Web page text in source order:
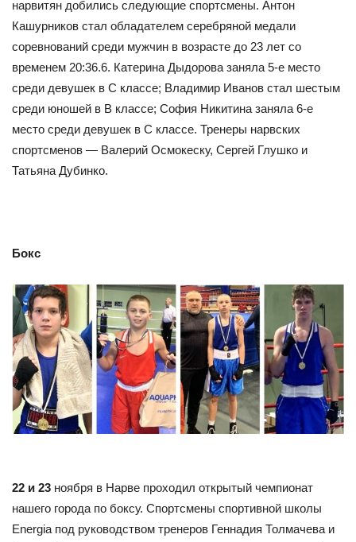
нарвитян добились следующие спортсмены. Антон
Кашурников стал обладателем серебряной медали
соревнований среди мужчин в возрасте до 23 лет со
временем 20:36.6. Катерина Дыдорова заняла 5-е место
среди девушек в С классе; Владимир Иванов стал шестым
среди юношей в B классе; София Никитина заняла 6-е
место среди девушек в С классе. Тренеры нарвских
спортсменов — Валерий Осмокеску, Сергей Глушко и
Татьяна Дубинко.
Бокс
22 и 23 ноября в Нарве проходил открытый чемпионат
нашего города по боксу. Спортсмены спортивной школы
Energia под руководством тренеров Геннадия Толмачева и